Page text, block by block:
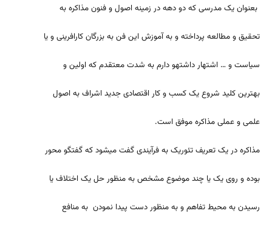
بعنوان یک مدرسی که دو دهه در زمینه اصول و فنون مذاکره به
تحقیق و مطالعه پرداخته و به آموزش این فن به بزرگان کارافرینی و یا
سیاست و … اشتهار داشتهو دارم به شدت معتقدم که اولین و
بهترین کلید شروع یک کسب و کار اقتصادی جدید اشراف به اصول
علمی و عملی مذاکره موفق است.
مذاکره در یک تعریف تئوریک به فرآیندی گفت میشود که گفتگو محور
بوده و روی یک یا چند موضوع مشخص به منظور حل یک اختلاف یا
رسیدن به محیط تفاهم و به منظور دست پیدا نمودن به منافع